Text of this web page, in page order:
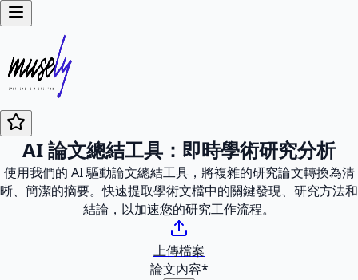
AI 論文總結工具：即時學術研究分析
使用我們的 AI 驅動論文總結工具，將複雜的研究論文轉換為清
晰、簡潔的摘要。快速提取學術文檔中的關鍵發現、研究方法和
結論，以加速您的研究工作流程。
上傳檔案
論文內容*